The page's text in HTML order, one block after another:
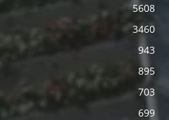
5608
3460
943
895
703
699